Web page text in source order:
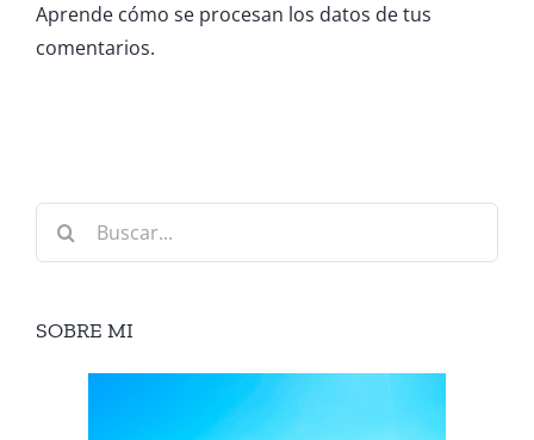
Aprende cómo se procesan los datos de tus
comentarios.
Buscar:
SOBRE MI